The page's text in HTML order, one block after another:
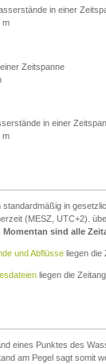
in einer
m
Zeitspanne
in einer
m
in
(MESZ, UTC+2).
Momentan sind alle
und Abflüsse liegen die
liegen die
eines Punktes des
am Pegel sagt somit